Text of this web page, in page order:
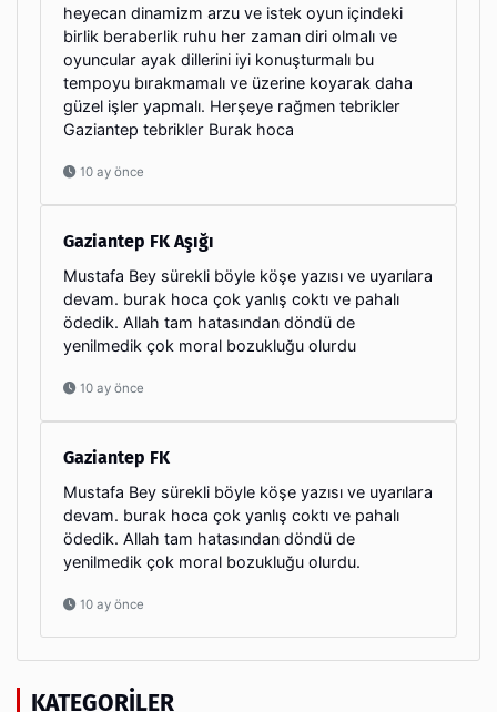
heyecan dinamizm arzu ve istek oyun içindeki
birlik beraberlik ruhu her zaman diri olmalı ve
oyuncular ayak dillerini iyi konuşturmalı bu
tempoyu bırakmamalı ve üzerine koyarak daha
güzel işler yapmalı. Herşeye rağmen tebrikler
Gaziantep tebrikler Burak hoca
10 ay önce
Gaziantep FK Aşığı
Mustafa Bey sürekli böyle köşe yazısı ve uyarılara
devam. burak hoca çok yanlış coktı ve pahalı
ödedik. Allah tam hatasından döndü de
yenilmedik çok moral bozukluğu olurdu
10 ay önce
Gaziantep FK
Mustafa Bey sürekli böyle köşe yazısı ve uyarılara
devam. burak hoca çok yanlış coktı ve pahalı
ödedik. Allah tam hatasından döndü de
yenilmedik çok moral bozukluğu olurdu.
10 ay önce
KATEGORILER